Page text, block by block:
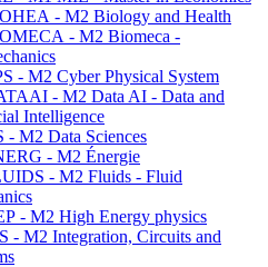
- M2 Biology and Health
- M2 Biomeca -
- M2 Cyber Physical System
- M2 Data AI - Data and
Intelligence
- M2 Data Sciences
- M2 Énergie
- M2 Fluids - Fluid
- M2 High Energy physics
- M2 Integration, Circuits and